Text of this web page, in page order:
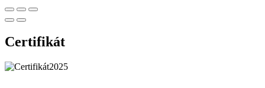
Certifikát